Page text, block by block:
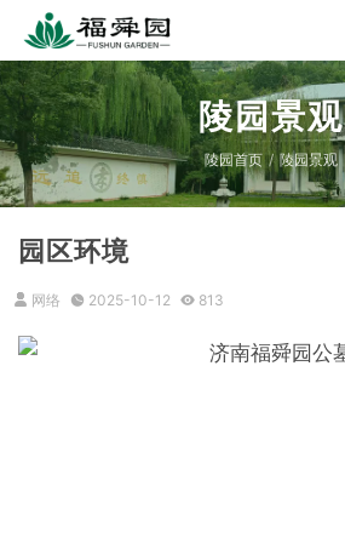
陵园景观
陵园首页 陵园景观
园区环境
网络 2025-10-12 813